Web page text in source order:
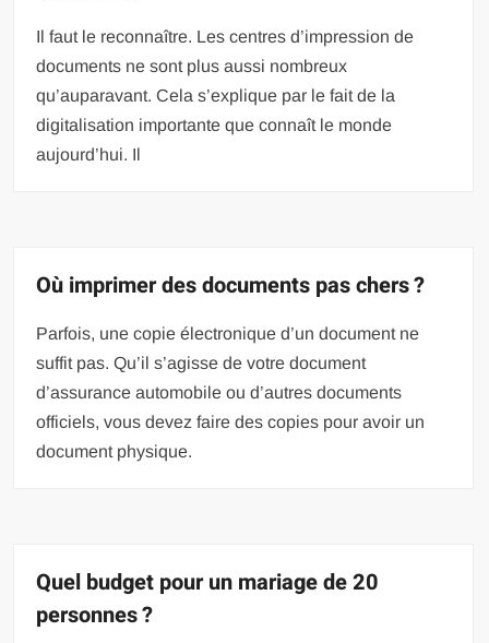
Il faut le reconnaître. Les centres d’impression de
documents ne sont plus aussi nombreux
qu’auparavant. Cela s’explique par le fait de la
digitalisation importante que connaît le monde
aujourd’hui. Il
Où imprimer des documents pas chers ?
Parfois, une copie électronique d’un document ne
suffit pas. Qu’il s’agisse de votre document
d’assurance automobile ou d’autres documents
officiels, vous devez faire des copies pour avoir un
document physique.
Quel budget pour un mariage de 20
personnes ?